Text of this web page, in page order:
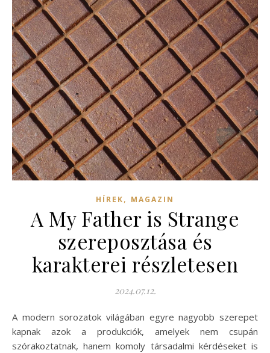
HÍREK, MAGAZIN
A My Father is Strange
szereposztása és
karakterei részletesen
2024.07.12.
A modern sorozatok világában egyre nagyobb szerepet
kapnak azok a produkciók, amelyek nem csupán
szórakoztatnak, hanem komoly társadalmi kérdéseket is